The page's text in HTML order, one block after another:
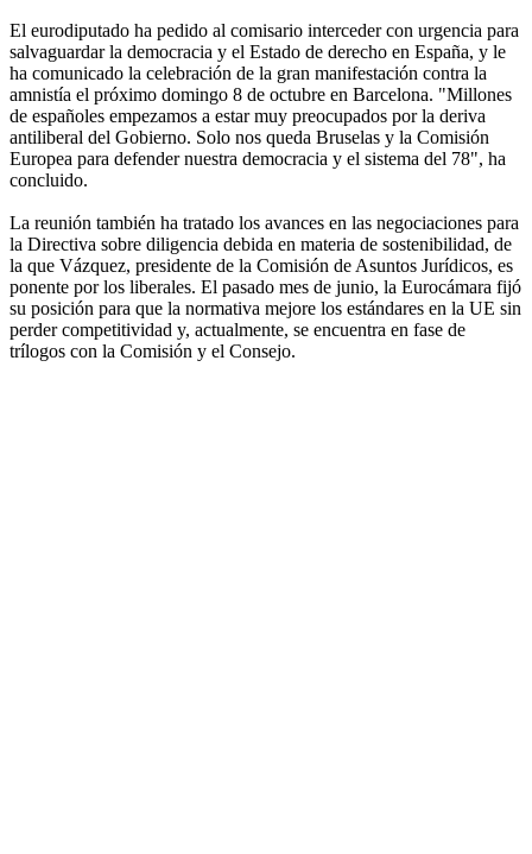
El eurodiputado ha pedido al comisario interceder con urgencia para
salvaguardar la democracia y el Estado de derecho en España, y le
ha comunicado la celebración de la gran manifestación contra la
amnistía el próximo domingo 8 de octubre en Barcelona. "Millones
de españoles empezamos a estar muy preocupados por la deriva
antiliberal del Gobierno. Solo nos queda Bruselas y la Comisión
Europea para defender nuestra democracia y el sistema del 78", ha
concluido.
La reunión también ha tratado los avances en las negociaciones para
la Directiva sobre diligencia debida en materia de sostenibilidad, de
la que Vázquez, presidente de la Comisión de Asuntos Jurídicos, es
ponente por los liberales. El pasado mes de junio, la Eurocámara fijó
su posición para que la normativa mejore los estándares en la UE sin
perder competitividad y, actualmente, se encuentra en fase de
trílogos con la Comisión y el Consejo.